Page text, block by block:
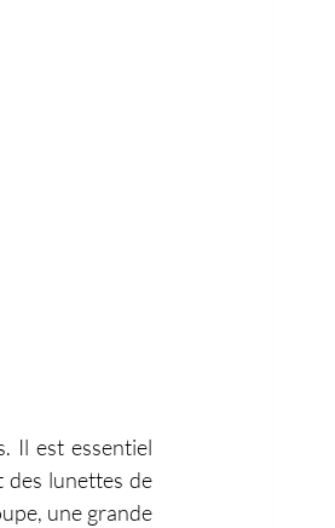
Il est essentiel
des lunettes de
une grande